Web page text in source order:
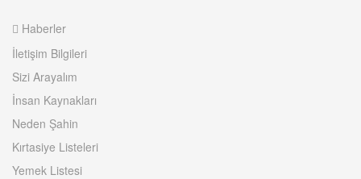
Haberler
İletişim Bilgileri
Sizi Arayalım
İnsan Kaynakları
Neden Şahin
Kırtasiye Listeleri
Yemek Listesi